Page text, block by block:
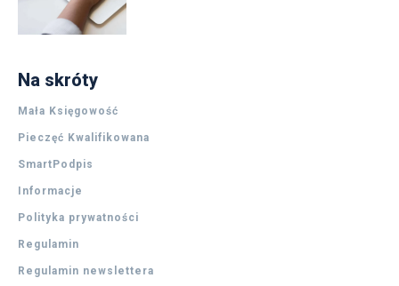
Na skróty
Mała Księgowość
Pieczęć Kwalifikowana
SmartPodpis
Informacje
Polityka prywatności
Regulamin
Regulamin newslettera